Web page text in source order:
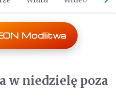
Modlitwa
w niedzielę poza